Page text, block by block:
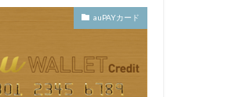
auPAYカード